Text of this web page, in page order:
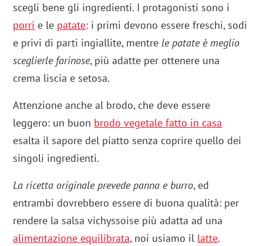
scegli bene gli ingredienti. I protagonisti sono i
porri e le patate: i primi devono essere freschi, sodi
e privi di parti ingiallite, mentre le patate è meglio
sceglierle farinose, più adatte per ottenere una
crema liscia e setosa.
Attenzione anche al brodo, che deve essere
leggero: un buon brodo vegetale fatto in casa
esalta il sapore del piatto senza coprire quello dei
singoli ingredienti.
La ricetta originale prevede panna e burro, ed
entrambi dovrebbero essere di buona qualità: per
rendere la salsa vichyssoise più adatta ad una
alimentazione equilibrata, noi usiamo il latte.